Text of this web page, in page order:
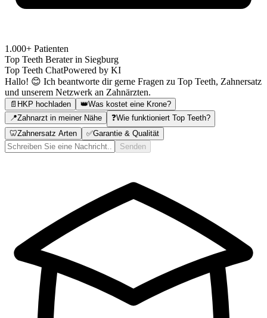
1.000+ Patienten
Top Teeth Berater in Siegburg
Top Teeth ChatPowered by KI
Hallo! 😊 Ich beantworte dir gerne Fragen zu Top Teeth, Zahnersatz
und unserem Netzwerk an Zahnärzten.
📄 HKP hochladen 👑Was kostet eine Krone?
📍Zahnarzt in meiner Nähe ❓Wie funktioniert Top Teeth?
🦷Zahnersatz Arten ✅Garantie & Qualität
Senden